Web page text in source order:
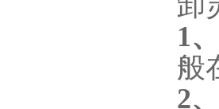
1
般
2